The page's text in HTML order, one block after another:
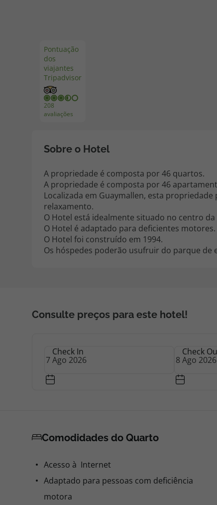
Disneyland ® Paris
Pontuação
dos
viajantes
Tripadvisor
208
avaliações
Sobre o Hotel
A propriedade é composta por 46 quartos.
A propriedade é composta por 46
Localizada em Guaymallen, esta
relaxamento.
O Hotel está idealmente situado no centro da
O Hotel é adaptado para deficientes motores.
O Hotel foi construído em 1994.
Os hóspedes poderão usufruir do parque de
Consulte preços para este hotel!
Check In Check
Comodidades do Quarto
Acesso à Internet
Adaptado para pessoas com deficiência
motora